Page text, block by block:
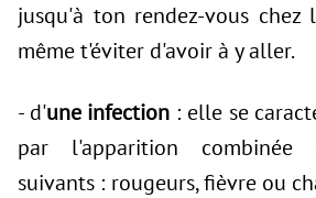
jusqu'à ton rendez-vous chez
même t'éviter d'avoir à y aller.
- d'une infection : elle se
par l'apparition combinée
suivants : rougeurs, fièvre ou